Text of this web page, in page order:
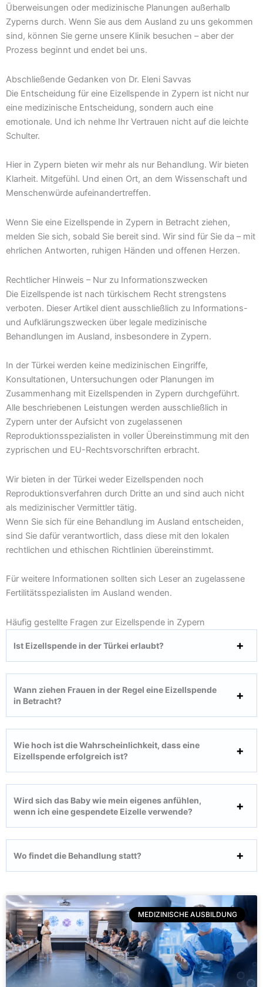
Überweisungen oder medizinische Planungen außerhalb
Zyperns durch. Wenn Sie aus dem Ausland zu uns gekommen
sind, können Sie gerne unsere Klinik besuchen – aber der
Prozess beginnt und endet bei uns.
Abschließende Gedanken von Dr. Eleni Savvas
Die Entscheidung für eine Eizellspende in Zypern ist nicht nur
eine medizinische Entscheidung, sondern auch eine
emotionale. Und ich nehme Ihr Vertrauen nicht auf die leichte
Schulter.
Hier in Zypern bieten wir mehr als nur Behandlung. Wir bieten
Klarheit. Mitgefühl. Und einen Ort, an dem Wissenschaft und
Menschenwürde aufeinandertreffen.
Wenn Sie eine Eizellspende in Zypern in Betracht ziehen,
melden Sie sich, sobald Sie bereit sind. Wir sind für Sie da – mit
ehrlichen Antworten, ruhigen Händen und offenen Herzen.
Rechtlicher Hinweis – Nur zu Informationszwecken
Die Eizellspende ist nach türkischem Recht strengstens
verboten. Dieser Artikel dient ausschließlich zu Informations-
und Aufklärungszwecken über legale medizinische
Behandlungen im Ausland, insbesondere in Zypern.
In der Türkei werden keine medizinischen Eingriffe,
Konsultationen, Untersuchungen oder Planungen im
Zusammenhang mit Eizellspenden in Zypern durchgeführt.
Alle beschriebenen Leistungen werden ausschließlich in
Zypern unter der Aufsicht von zugelassenen
Reproduktionsspezialisten in voller Übereinstimmung mit den
zyprischen und EU-Rechtsvorschriften erbracht.
Wir bieten in der Türkei weder Eizellspenden noch
Reproduktionsverfahren durch Dritte an und sind auch nicht
als medizinischer Vermittler tätig.
Wenn Sie sich für eine Behandlung im Ausland entscheiden,
sind Sie dafür verantwortlich, dass diese mit den lokalen
rechtlichen und ethischen Richtlinien übereinstimmt.
Für weitere Informationen sollten sich Leser an zugelassene
Fertilitätsspezialisten im Ausland wenden.
Häufig gestellte Fragen zur Eizellspende in Zypern
Ist Eizellspende in der Türkei erlaubt?
Wann ziehen Frauen in der Regel eine Eizellspende
in Betracht?
Wie hoch ist die Wahrscheinlichkeit, dass eine
Eizellspende erfolgreich ist?
Wird sich das Baby wie mein eigenes anfühlen,
wenn ich eine gespendete Eizelle verwende?
Wo findet die Behandlung statt?
MEDIZINISCHE AUSBILDUNG